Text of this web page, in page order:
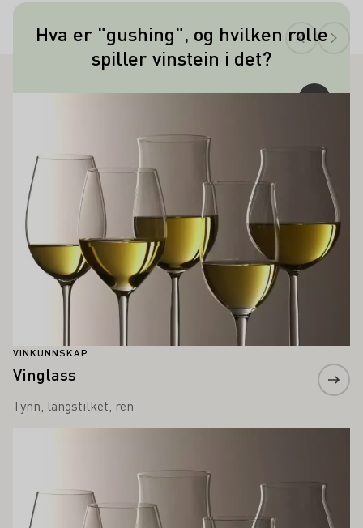
Hva er "gushing", og hvilken rolle
spiller vinstein i det?
Vinstein kan bli et problem i
kullsyreholdige drikker, spesielt i
musserende vin, fordi den danner
disse punktene, og det oppstår ekstrem
skumdannelse - gushing.
Teaser
INTERESSERE DEG
VINKUNNSKAP
Vinglass
Tynn, langstilket, ren